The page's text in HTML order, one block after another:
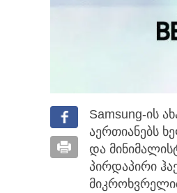
Samsung-ის
აერთიანებს
და
პირდაპირი